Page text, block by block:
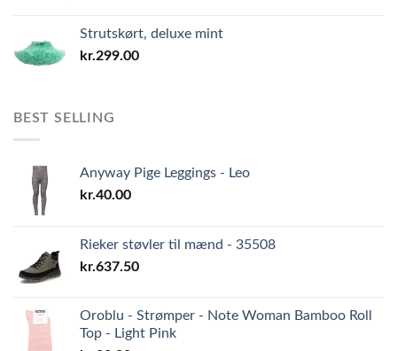
Strutskørt, deluxe mint
kr.299.00
BEST SELLING
Anyway Pige Leggings - Leo
kr.40.00
Rieker støvler til mænd - 35508
kr.637.50
Oroblu - Strømper - Note Woman Bamboo Roll
Top - Light Pink